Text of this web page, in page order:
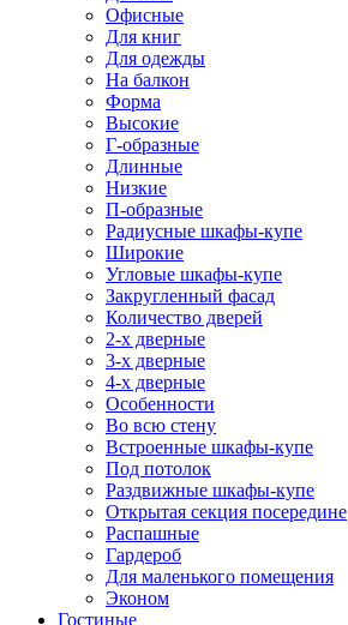
Офисные
Для книг
Для одежды
На балкон
Форма
Высокие
Г-образные
Длинные
Низкие
П-образные
Радиусные шкафы-купе
Широкие
Угловые шкафы-купе
Закругленный фасад
Количество дверей
2-х дверные
3-х дверные
4-х дверные
Особенности
Во всю стену
Встроенные шкафы-купе
Под потолок
Раздвижные шкафы-купе
Открытая секция посередине
Распашные
Гардероб
Для маленького помещения
Эконом
Гостиные